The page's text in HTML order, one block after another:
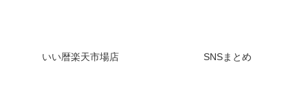
いい暦楽天市場店 SNSまとめ